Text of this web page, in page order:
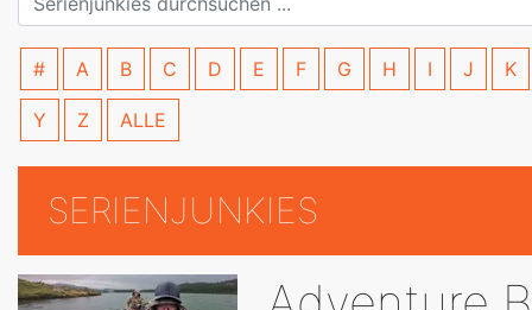
# A B C D E F G H I J K
Y Z ALLE
SERIENJUNKIES